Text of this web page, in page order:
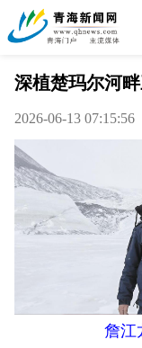
深植楚玛尔河
2026-06-13 07:15:56
詹江